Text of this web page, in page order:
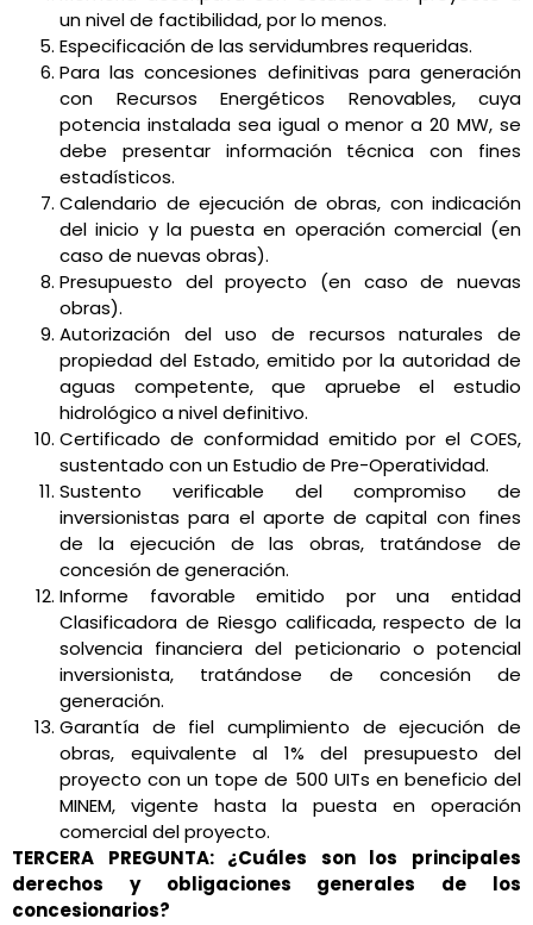
un nivel de factibilidad, por lo menos.
Especificación de las servidumbres requeridas.
Para las concesiones definitivas para generación
con Recursos Energéticos Renovables, cuya
potencia instalada sea igual o menor a 20 MW, se
debe presentar información técnica con fines
estadísticos.
Calendario de ejecución de obras, con indicación
del inicio y la puesta en operación comercial (en
caso de nuevas obras).
Presupuesto del proyecto (en caso de nuevas
obras).
Autorización del uso de recursos naturales de
propiedad del Estado, emitido por la autoridad de
aguas competente, que apruebe el estudio
hidrológico a nivel definitivo.
Certificado de conformidad emitido por el COES,
sustentado con un Estudio de Pre-Operatividad.
Sustento verificable del compromiso de
inversionistas para el aporte de capital con fines
de la ejecución de las obras, tratándose de
concesión de generación.
Informe favorable emitido por una entidad
Clasificadora de Riesgo calificada, respecto de la
solvencia financiera del peticionario o potencial
inversionista, tratándose de concesión de
generación.
Garantía de fiel cumplimiento de ejecución de
obras, equivalente al 1% del presupuesto del
proyecto con un tope de 500 UITs en beneficio del
MINEM, vigente hasta la puesta en operación
comercial del proyecto.
TERCERA PREGUNTA: ¿Cuáles son los principales
derechos y obligaciones generales de los
concesionarios?